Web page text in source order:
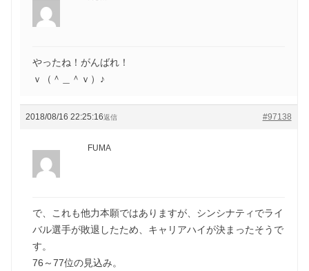
やったね！がんばれ！
ｖ（＾＿＾ｖ）♪
2018/08/16 22:25:16 #97138
返信
FUMA
で、これも他力本願ではありますが、シンシナティでライ
バル選手が敗退したため、キャリアハイが決まったそうで
す。
76～77位の見込み。